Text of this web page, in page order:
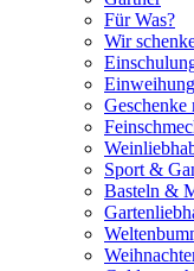
Für Was?
Wir
Geschenke
Sport &
Basteln &